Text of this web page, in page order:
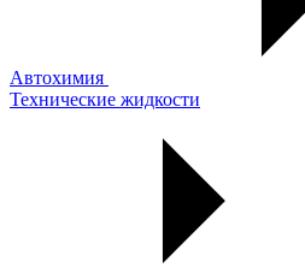
Автохимия
Технические жидкости